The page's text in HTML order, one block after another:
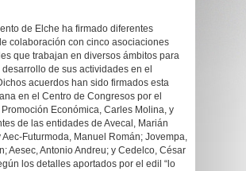
de Elche ha firmado diferentes
colaboración con cinco asociaciones
que trabajan en diversos ámbitos para
de sus actividades en el
acuerdos han sido firmados esta
en el Centro de Congresos por el
Económica, Carles Molina, y
de las entidades de Avecal, Marián
Aec-Futurmoda, Manuel Román; Jovempa,
Aesec, Antonio Andreu; y Cedelco, César
los detalles aportados por el edil “lo